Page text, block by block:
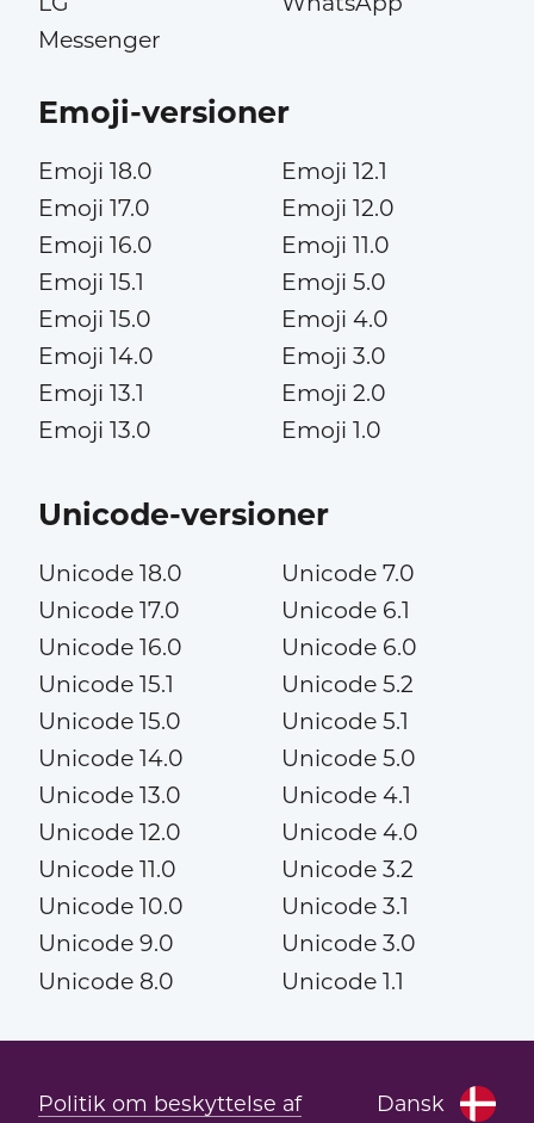
Messenger
Emoji-versioner
Emoji 18.0
Emoji 17.0
Emoji 16.0
Emoji 15.1
Emoji 15.0
Emoji 14.0
Emoji 13.1
Emoji 13.0
Emoji 12.1
Emoji 12.0
Emoji 11.0
Emoji 5.0
Emoji 4.0
Emoji 3.0
Emoji 2.0
Emoji 1.0
Unicode-versioner
Unicode 18.0
Unicode 17.0
Unicode 16.0
Unicode 15.1
Unicode 15.0
Unicode 14.0
Unicode 13.0
Unicode 12.0
Unicode 11.0
Unicode 10.0
Unicode 9.0
Unicode 8.0
Unicode 7.0
Unicode 6.1
Unicode 6.0
Unicode 5.2
Unicode 5.1
Unicode 5.0
Unicode 4.1
Unicode 4.0
Unicode 3.2
Unicode 3.1
Unicode 3.0
Unicode 1.1
Dansk
Politik om beskyttelse af